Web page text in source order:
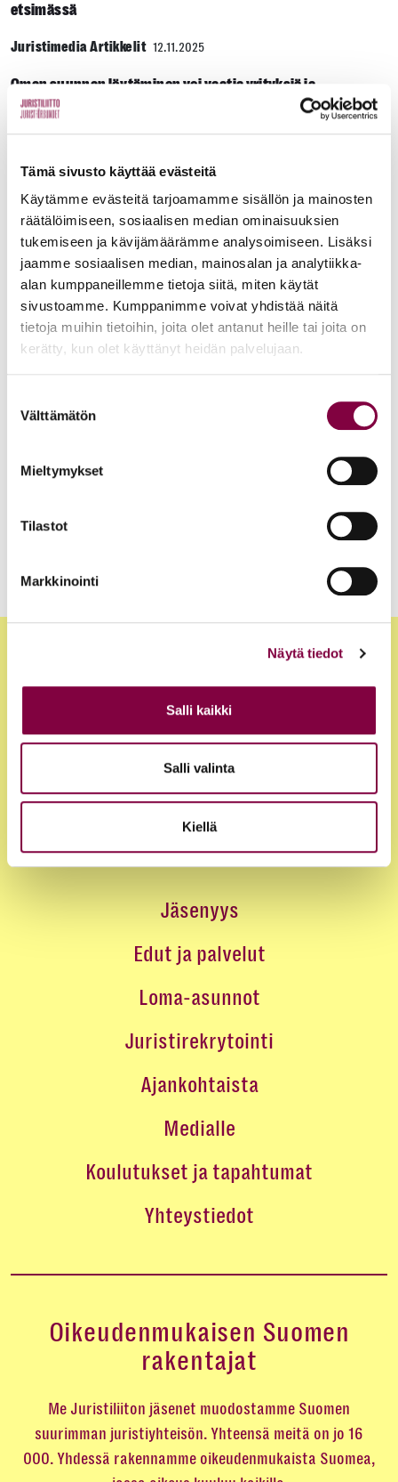
Tämä sivusto käyttää evästeitä
Käytämme evästeitä tarjoamamme sisällön ja mainosten
räätälöimiseen, sosiaalisen median ominaisuuksien
tukemiseen ja kävijämäärämme analysoimiseen. Lisäksi
jaamme sosiaalisen median, mainosalan ja analytiikka-
alan kumppaneillemme tietoja siitä, miten käytät
sivustoamme. Kumppanimme voivat yhdistää näitä
tietoja muihin tietoihin, joita olet antanut heille tai joita on
kerätty, kun olet käyttänyt heidän palvelujaan.
valinta
Välttämätön
Mieltymykset
Tilastot
Markkinointi
Näytä tiedot
Salli kaikki
Salli valinta
Kiellä
etsimässä
Juristimedia Artikkelit 12.11.2025
Oman suunnan löytäminen voi vaatia yrityksiä ja
erehdyksiä
YKLA Kittilässä: Kultakaivoksesta Särestöön
juristikulmalla
Juristimedia Artikkelit 4.11.2025
YK-delegaatti Cevor Tikerpuu puolustaa maailmalla nuoria
ja tulevaisuutta
Juristimedia Artikkelit 7.10.2025
Juristimedia Artikkelit
vaihtuvuus vähenevät
sivutus
Jäsenyys
Edut ja palvelut
Loma-asunnot
Juristirekrytointi
Ajankohtaista
Medialle
Koulutukset ja tapahtumat
Yhteystiedot
Oikeudenmukaisen Suomen
rakentajat
Me Juristiliiton jäsenet muodostamme Suomen
suurimman juristiyhteisön. Yhteensä meitä on jo 16
000. Yhdessä rakennamme oikeudenmukaista Suomea,